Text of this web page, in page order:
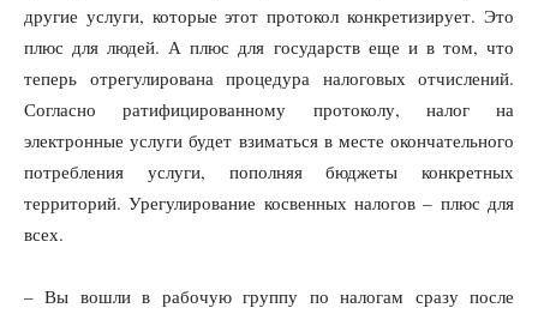
другие услуги, которые этот протокол конкретизирует. Это
плюс для людей. А плюс для государств еще и в том, что
теперь отрегулирована процедура налоговых отчислений.
Согласно ратифицированному протоколу, налог на
электронные услуги будет взиматься в месте окончательного
потребления услуги, пополняя бюджеты конкретных
территорий. Урегулирование косвенных налогов – плюс для
всех.
– Вы вошли в рабочую группу по налогам сразу после